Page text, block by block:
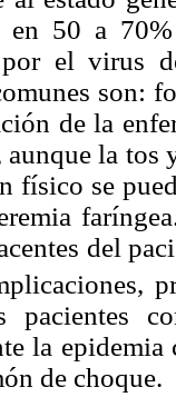
en 50 a
el virus
son:
de la
aunque la
físico se
del
pacientes
la
de choque.